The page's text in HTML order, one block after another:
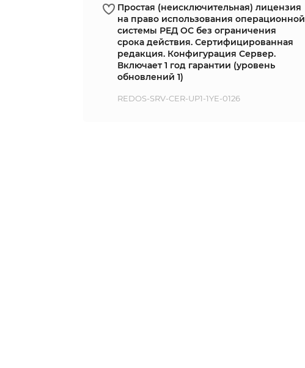
Простая (неисключительная) лицензия
на право использования операционной
системы РЕД ОС без ограничения
срока действия. Сертифицированная
редакция. Конфигурация Сервер.
Включает 1 год гарантии (уровень
обновлений 1)
REDOS-SRV-CER-UP1-1YE-0126